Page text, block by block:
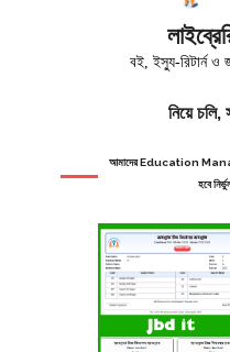
বই, ইস্যু-রিটার্ন ও
নিয়ে চলি,
আমাদের Education
হবে